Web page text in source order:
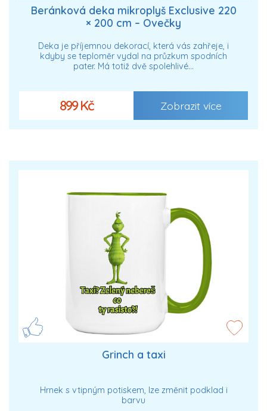
Beránková deka mikroplyš Exclusive 220
× 200 cm – Ovečky
Deka je příjemnou dekorací, která vás zahřeje, i
kdyby se teploměr vydal na průzkum spodních
pater. Má totiž dvě spolehlivé…
899 Kč Zobrazit více
Grinch a taxi
Hrnek s vtipným potiskem, lze změnit podklad i
barvu